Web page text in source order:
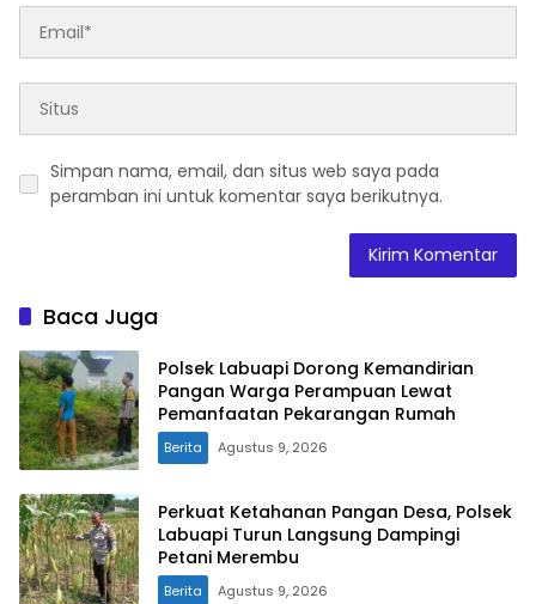
Simpan nama, email, dan situs web saya pada
peramban ini untuk komentar saya berikutnya.
Baca Juga
Polsek Labuapi Dorong Kemandirian
Pangan Warga Perampuan Lewat
Pemanfaatan Pekarangan Rumah
Berita Agustus 9, 2026
Perkuat Ketahanan Pangan Desa, Polsek
Labuapi Turun Langsung Dampingi
Petani Merembu
Berita Agustus 9, 2026